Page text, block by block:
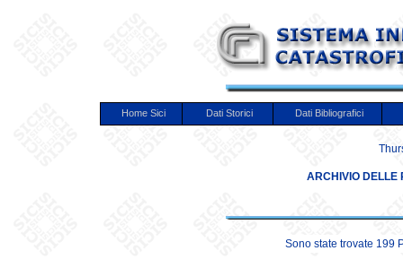
ARCHIVIO DELLE
Sono state trovate 199
Home Sici Dati Storici Dati Bibliografici